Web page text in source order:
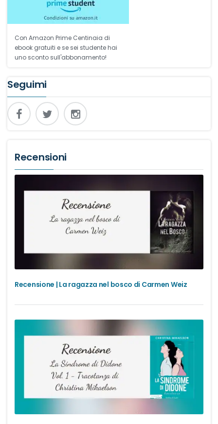
Con Amazon Prime Centinaia di
ebook gratuiti e se sei studente hai
uno sconto sull'abbonamento!
Seguimi
Recensioni
Recensione | La ragazza nel bosco di Carmen Weiz